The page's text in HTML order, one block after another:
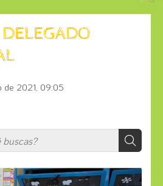
de 2021, 09:05